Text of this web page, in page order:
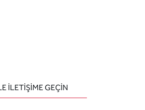
ILETIŞIME GEÇIN